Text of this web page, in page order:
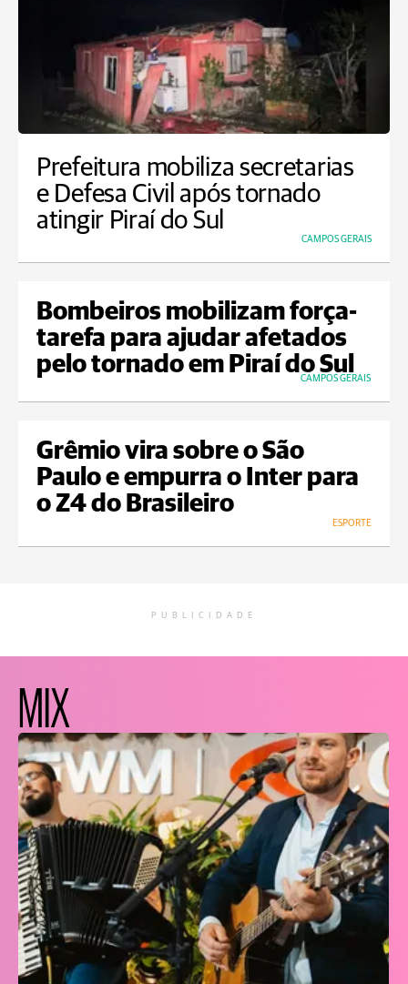
Prefeitura mobiliza secretarias
e Defesa Civil após tornado
atingir Piraí do Sul
CAMPOS GERAIS
Bombeiros mobilizam força-
tarefa para ajudar afetados
pelo tornado em Piraí do Sul
CAMPOS GERAIS
Grêmio vira sobre o São
Paulo e empurra o Inter para
o Z4 do Brasileiro
ESPORTE
PUBLICIDADE
MIX